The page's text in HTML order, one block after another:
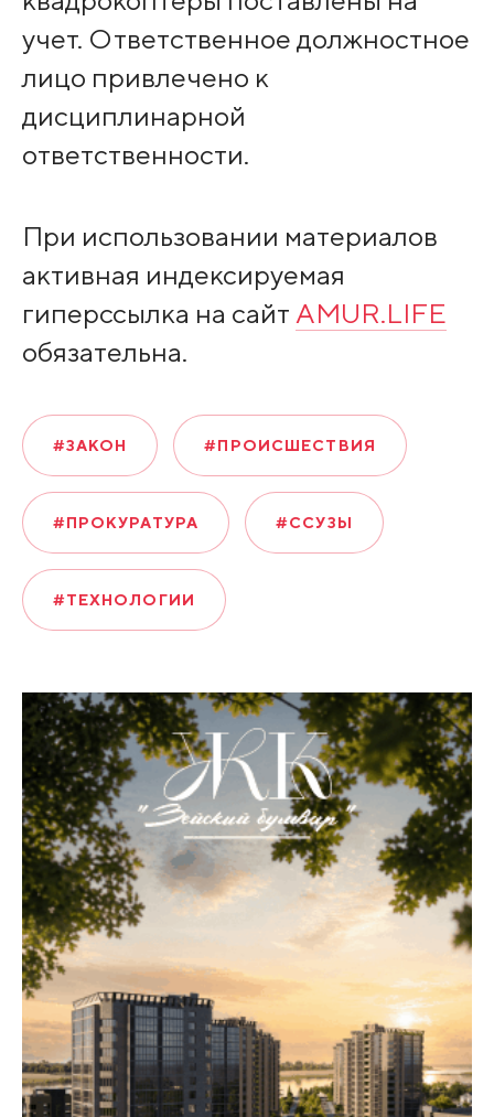
учет. Ответственное должностное
лицо привлечено к
дисциплинарной
ответственности.
При использовании материалов
активная индексируемая
гиперссылка на сайт AMUR.LIFE
обязательна.
#ЗАКОН #ПРОИСШЕСТВИЯ
#ПРОКУРАТУРА #ССУЗЫ
#ТЕХНОЛОГИИ